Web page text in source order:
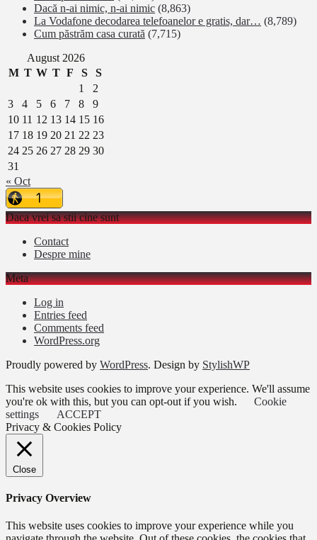
Dacă n-ai nimic, n-ai nimic (8,863)
La Vodafone decodarea telefoanelor e gratis, dar… (8,789)
Cum păstrăm casa curată (7,715)
August 2026
M T W T F S
S
1
2
3
4 5 6 7 8
9
10 11 12 13 14 15 16
17 18 19 20 21 22 23
24 25 26 27 28 29 30
31
« Oct
Daca vrei sa stii cine sunt
Contact
Despre mine
Meta
Log in
Entries feed
Comments feed
WordPress.org
Proudly powered by WordPress. Design by StylishWP
This website uses cookies to improve your experience. We'll assume
you're ok with this, but you can opt-out if you wish.
Cookie
settings
ACCEPT
Privacy & Cookies Policy
Close
Privacy Overview
This website uses cookies to improve your experience while you